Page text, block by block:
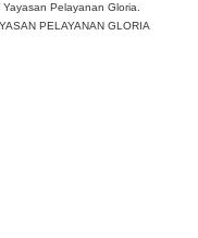
Pelayanan Gloria.
PELAYANAN GLORIA